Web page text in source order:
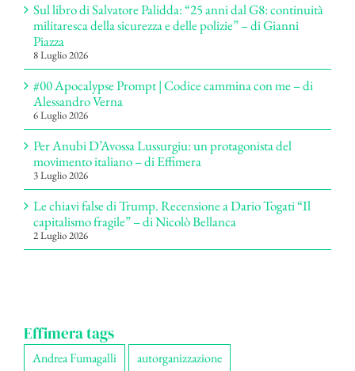
Sul libro di Salvatore Palidda: “25 anni dal G8: continuità
militaresca della sicurezza e delle polizie” – di Gianni
Piazza
8 Luglio 2026
#00 Apocalypse Prompt | Codice cammina con me – di
Alessandro Verna
6 Luglio 2026
Per Anubi D’Avossa Lussurgiu: un protagonista del
movimento italiano – di Effimera
3 Luglio 2026
Le chiavi false di Trump. Recensione a Dario Togati “Il
capitalismo fragile” – di Nicolò Bellanca
2 Luglio 2026
Effimera tags
Andrea Fumagalli
autorganizzazione